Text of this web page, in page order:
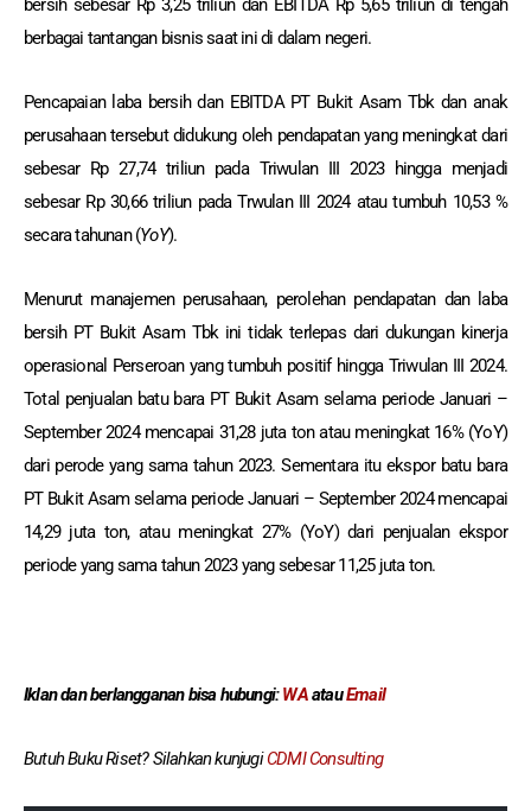
bersih sebesar Rp 3,25 triliun dan EBITDA Rp 5,65 triliun di tengah
berbagai tantangan bisnis saat ini di dalam negeri.
Pencapaian laba bersih dan EBITDA PT Bukit Asam Tbk dan anak
perusahaan tersebut didukung oleh pendapatan yang meningkat dari
sebesar Rp 27,74 triliun pada Triwulan III 2023 hingga menjadi
sebesar Rp 30,66 triliun pada Trwulan III 2024 atau tumbuh 10,53 %
secara tahunan (YoY).
Menurut manajemen perusahaan, perolehan pendapatan dan laba
bersih PT Bukit Asam Tbk ini tidak terlepas dari dukungan kinerja
operasional Perseroan yang tumbuh positif hingga Triwulan III 2024.
Total penjualan batu bara PT Bukit Asam selama periode Januari –
September 2024 mencapai 31,28 juta ton atau meningkat 16% (YoY)
dari perode yang sama tahun 2023. Sementara itu ekspor batu bara
PT Bukit Asam selama periode Januari – September 2024 mencapai
14,29 juta ton, atau meningkat 27% (YoY) dari penjualan ekspor
periode yang sama tahun 2023 yang sebesar 11,25 juta ton.
Iklan dan berlanggananbisa hubungi:WAatauEmail
Butuh Buku Riset? Silahkan kunjugiCDMI Consulting